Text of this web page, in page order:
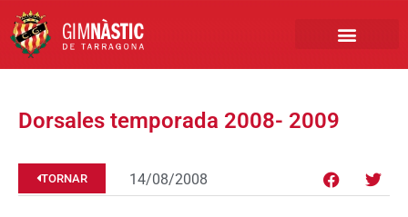
Dorsales temporada 2008- 2009
TORNAR 14/08/2008